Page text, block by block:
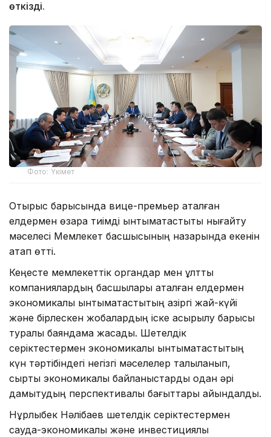
өткізді.
Фото: Үкімет
Отырыс барысында вице-премьер аталған
елдермен өзара тиімді ынтымақтастықты нығайту
мәселесі Мемлекет басшысының назарында екенін
атап өтті.
Кеңесте мемлекеттік органдар мен ұлттық
компаниялардың басшылары аталған елдермен
экономикалық ынтымақтастықтың қазіргі жай-күйі
және бірлескен жобалардың іске асырылу барысы
туралы баяндама жасады. Шетелдік
серіктестермен экономикалық ынтымақтастықтың
күн тәртібіндегі негізгі мәселелер талқыланып,
сыртқы экономикалық байланыстарды одан әрі
дамытудың перспективалы бағыттары айқындалды.
Нұрлыбек Нәлібаев шетелдік серіктестермен
сауда-экономикалық және инвестициялық